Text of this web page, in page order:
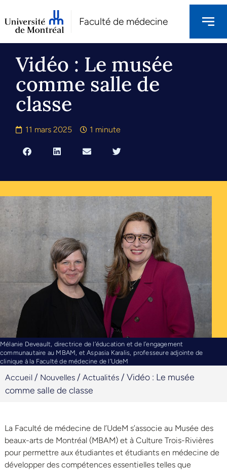
Faculté de médecine
Vidéo : Le musée
comme salle de
classe
11 mars 2025 1 minute
Mélanie Deveault, directrice de l’éducation et de l’engagement
communautaire au MBAM, et Aspasia Karalis, professeure adjointe de
clinique à la Faculté de médecine de l’UdeM
Accueil / Nouvelles / Actualités / Vidéo : Le musée
comme salle de classe
La Faculté de médecine de l’UdeM s’associe au Musée des
beaux-arts de Montréal (MBAM) et à Culture Trois-Rivières
pour permettre aux étudiantes et étudiants en médecine de
développer des compétences essentielles telles que